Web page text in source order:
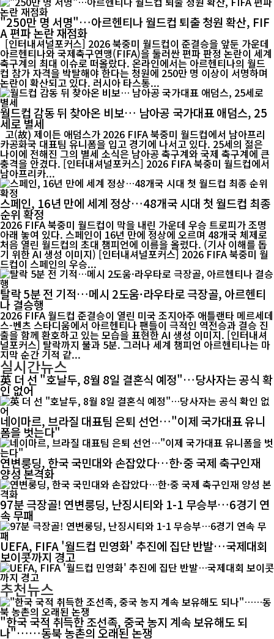
"250만 명 서명"…아르헨티나 월드컵 퇴출 청원 확산, FIF
A 편파 논란 재점화
[인터내셔널포커스] 2026 북중미 월드컵이 준결승을 앞둔 가운데
아르헨티나와 국제축구연맹(FIFA)을 둘러싼 편파 판정 논란이 세계
축구계의 최대 이슈로 떠올랐다. 온라인에서는 아르헨티나의 월드
컵 참가 자격을 박탈해야 한다는 청원에 250만 명 이상이 서명하며
논란이 확산되고 있다. 러시아 타스통...
월드컵 감동 뒤 찾아온 비보… 남아공 국가대표 애덤스, 25
세로 별세
카공화국 대표팀 유니폼을 입고 경기에 나서고 있다. 25세의 젊은
나이에 전해진 그의 별세 소식은 남아공 축구계와 국제 축구계에 큰
충격을 안겼다. [인터내셔널포커스] 2026 FIFA 북중미 월드컵에서
남아프리카...
스페인, 16년 만에 세계 정상…48개국 시대 첫 월드컵 최종
순위 확정
2026 FIFA 북중미 월드컵이 막을 내린 가운데 우승 트로피가 조명
아래 놓여 있다. 스페인이 16년 만에 정상에 오르며 48개국 체제로
처음 열린 월드컵의 초대 챔피언에 이름을 올렸다. (기사 이해를 돕
기 위한 AI 생성 이미지) [인터내셔널포커스] 2026 FIFA 북중미 월
드컵이 스페인의 우승...
탈락 5분 전 기적…메시 2도움·라우타로 극장골, 아르헨티
나 결승행
2026 FIFA 월드컵 준결승이 열린 미국 조지아주 애틀랜타 메르세데
스-벤츠 스타디움에서 아르헨티나 팬들이 극적인 역전승과 결승 진
출을 함께 환호하고 있는 모습을 표현한 AI 생성 이미지. [인터내셔
널포커스] 탈락까지 불과 5분. 그러나 세계 챔피언 아르헨티나는 마
지막 순간 기적 같...
실시간뉴스
英 더 선 "호날두, 8월 8일 결혼식 예정"…당사자는 공식 확
인 없어
네이마르, 브라질 대표팀 은퇴 선언…"이제 국가대표 유니
폼을 벗는다"
연변룽딩, 한국 국민대와 손잡았다…한·중 국제 축구인재
양성 본격화
97분 극장골! 연변룽딩, 난징시티와 1-1 무승부…6경기 연
속 무패
UEFA, FIFA '월드컵 민영화' 추진에 집단 반발…국제대회
보이콧까지 경고
추천뉴스
"한국 국적 취득한 조선족, 중국 농지 계속 보유해도 되
나"……동북 농촌의 오래된 논쟁